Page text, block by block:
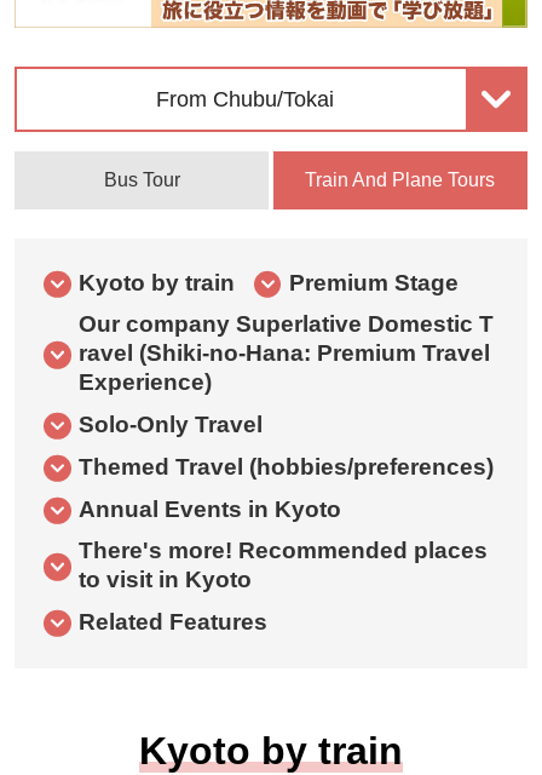
From Chubu/Tokai
Bus Tour Train And Plane Tours
Kyoto by train
Premium Stage
Our company Superlative Domestic T
ravel (Shiki-no-Hana: Premium Travel
Experience)
Solo-Only Travel
Themed Travel (hobbies/preferences)
Annual Events in Kyoto
There's more! Recommended places
to visit in Kyoto
Related Features
Kyoto by train